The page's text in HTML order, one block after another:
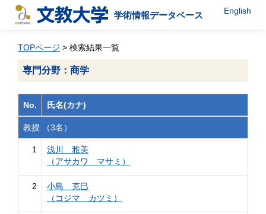
学術情報データベース English
TOPページ > 検索結果一覧
専門分野：商学
No. 氏名(カナ)
教授 （3名）
1
浅川 雅美
（アサカワ マサミ）
2
小島 克巳
（コジマ カツミ）